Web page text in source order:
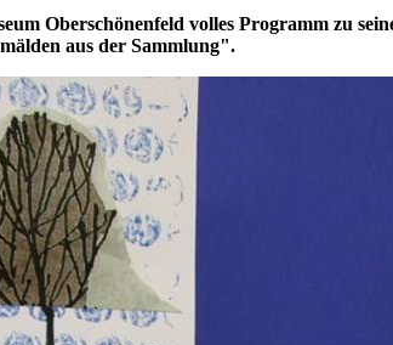
Oberschönenfeld volles Programm zu
aus der Sammlung".